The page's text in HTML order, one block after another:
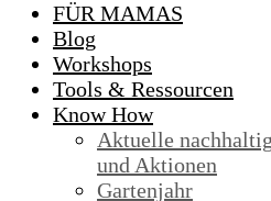
FÜR MAMAS
Blog
Workshops
Tools & Ressourcen
Know How
Aktuelle
und Aktionen
Gartenjahr